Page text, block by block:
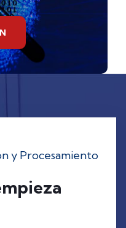
y Procesamiento